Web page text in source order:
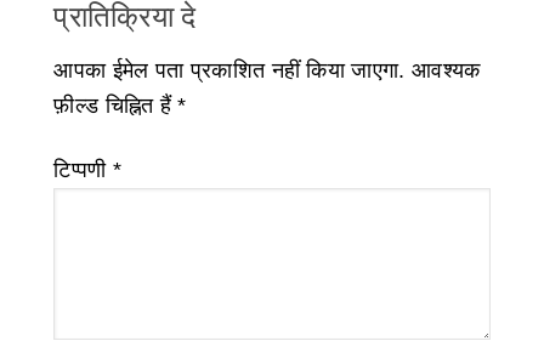
प्रातिक्रिया दे
आपका ईमेल पता प्रकाशित नहीं किया जाएगा. आवश्यक
फ़ील्ड चिह्नित हैं*
टिप्पणी *